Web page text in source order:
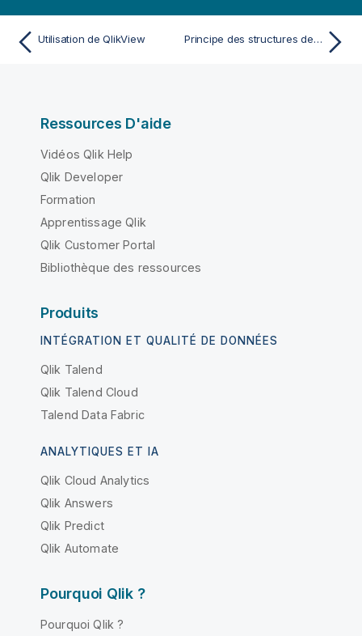
Utilisation de QlikView Principe des structures de données
Ressources D'aide
Vidéos Qlik Help
Qlik Developer
Formation
Apprentissage Qlik
Qlik Customer Portal
Bibliothèque des ressources
Produits
INTÉGRATION ET QUALITÉ DE DONNÉES
Qlik Talend
Qlik Talend Cloud
Talend Data Fabric
ANALYTIQUES ET IA
Qlik Cloud Analytics
Qlik Answers
Qlik Predict
Qlik Automate
Pourquoi Qlik ?
Pourquoi Qlik ?